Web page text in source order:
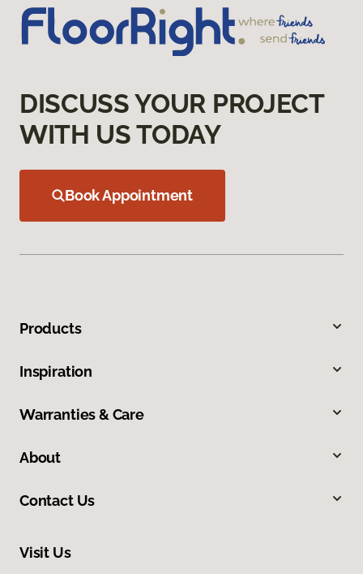
DISCUSS YOUR PROJECT
WITH US TODAY
Book Appointment
Products
Inspiration
Warranties & Care
About
Contact Us
Visit Us